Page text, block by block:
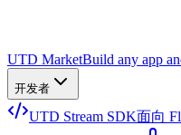
UTD MarketBuild any app
开发者
UTD Stream SDK面向